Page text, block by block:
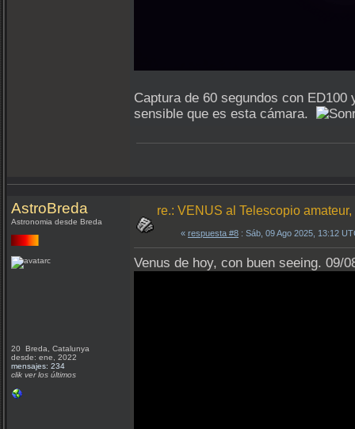
Captura de 60 segundos con
sensible que es esta cámara.
AstroBreda
Astronomia desde Breda
20 Breda, Catalunya
desde: ene, 2022
mensajes: 234
clik ver los últimos
re.: VENUS al Telescopio
« respuesta #8 : Sáb, 09 Ago 2025, 13:12
Venus de hoy, con buen seeing. 09/